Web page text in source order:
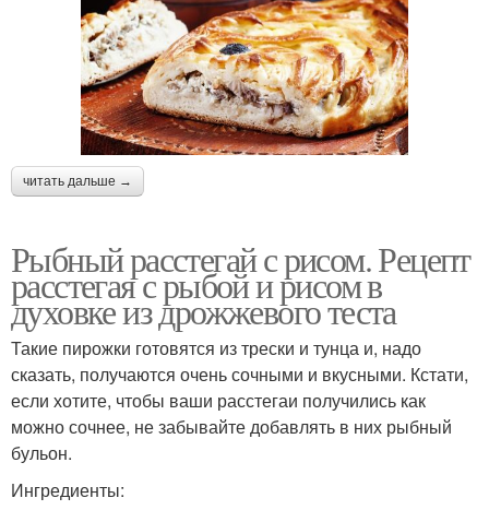
читать дальше →
Рыбный расстегай с рисом. Рецепт
расстегая с рыбой и рисом в
духовке из дрожжевого теста
Такие пирожки готовятся из трески и тунца и, надо
сказать, получаются очень сочными и вкусными. Кстати,
если хотите, чтобы ваши расстегаи получились как
можно сочнее, не забывайте добавлять в них рыбный
бульон.
Ингредиенты: